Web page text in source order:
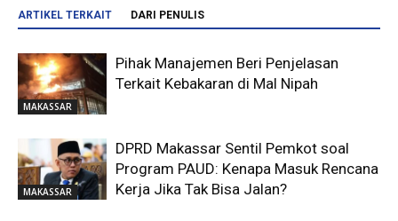
ARTIKEL TERKAIT DARI PENULIS
MAKASSAR
Pihak Manajemen Beri Penjelasan
Terkait Kebakaran di Mal Nipah
MAKASSAR
DPRD Makassar Sentil Pemkot soal
Program PAUD: Kenapa Masuk Rencana
Kerja Jika Tak Bisa Jalan?